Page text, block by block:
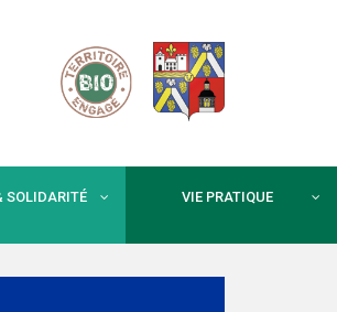
SOLIDARITÉ VIE PRATIQUE